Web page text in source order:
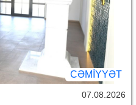
CƏMİYYƏT
07.08.2026